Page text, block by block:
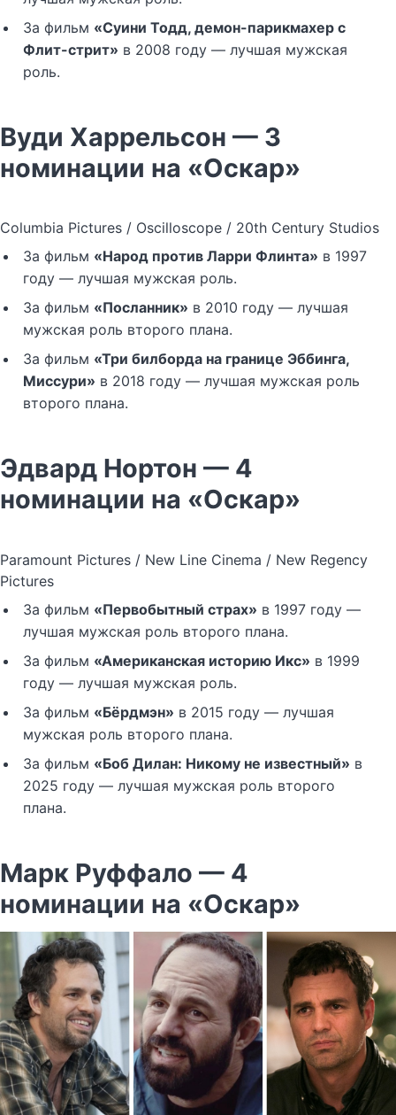
За фильм «Суини Тодд, демон-парикмахер с
Флит-стрит» в 2008 году — лучшая мужская
роль.
Вуди Харрельсон — 3
номинации на «Оскар»
Columbia Pictures / Oscilloscope / 20th Century Studios
За фильм «Народ против Ларри Флинта» в 1997
году — лучшая мужская роль.
За фильм «Посланник» в 2010 году — лучшая
мужская роль второго плана.
За фильм «Три билборда на границе Эббинга,
Миссури» в 2018 году — лучшая мужская роль
второго плана.
Эдвард Нортон — 4
номинации на «Оскар»
Paramount Pictures / New Line Cinema / New Regency
Pictures
За фильм «Первобытный страх» в 1997 году —
лучшая мужская роль второго плана.
За фильм «Американская историю Икс» в 1999
году — лучшая мужская роль.
За фильм «Бёрдмэн» в 2015 году — лучшая
мужская роль второго плана.
За фильм «Боб Дилан: Никому не известный» в
2025 году — лучшая мужская роль второго
плана.
Марк Руффало — 4
номинации на «Оскар»